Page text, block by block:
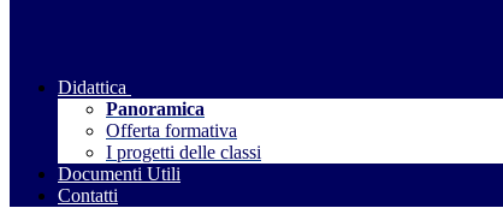
Didattica
Panoramica
Offerta formativa
I progetti delle classi
Documenti Utili
Contatti